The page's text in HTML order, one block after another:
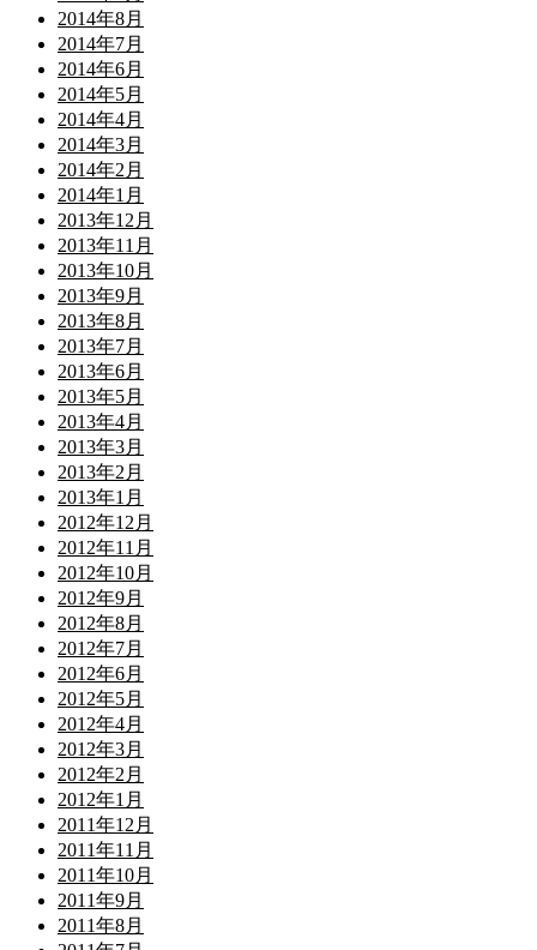
2014年8月
2014年7月
2014年6月
2014年5月
2014年4月
2014年3月
2014年2月
2014年1月
2013年12月
2013年11月
2013年10月
2013年9月
2013年8月
2013年7月
2013年6月
2013年5月
2013年4月
2013年3月
2013年2月
2013年1月
2012年12月
2012年11月
2012年10月
2012年9月
2012年8月
2012年7月
2012年6月
2012年5月
2012年4月
2012年3月
2012年2月
2012年1月
2011年12月
2011年11月
2011年10月
2011年9月
2011年8月